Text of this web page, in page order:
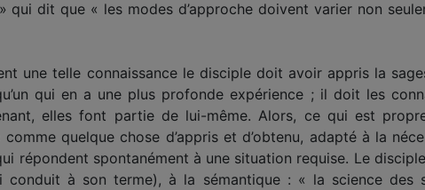
qui dit que « les modes d’approche doivent varier non
une telle connaissance le disciple doit avoir appris la
qui en a une plus profonde expérience ; il doit les
elles font partie de lui-même. Alors, ce qui est
quelque chose d’appris et d’obtenu, adapté à la
répondent spontanément à une situation requise. Le
à son terme), à la sémantique : « la science des